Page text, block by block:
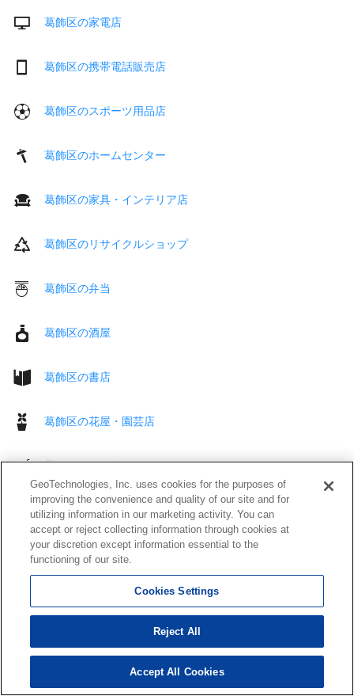
葛飾区の家電店
葛飾区の携帯電話販売店
葛飾区のスポーツ用品店
葛飾区のホームセンター
葛飾区の家具・インテリア店
葛飾区のリサイクルショップ
葛飾区の弁当
葛飾区の酒屋
葛飾区の書店
葛飾区の花屋・園芸店
葛飾区のその他 買う
葛飾区の駅
葛飾区のレンタカー
葛飾区のガソリンスタンド
葛飾区のカーディーラー
GeoTechnologies, Inc. uses cookies for the purposes of
improving the convenience and quality of our site and for
utilizing information in our marketing activity. You can
accept or reject collecting information through cookies at
your discretion except information essential to the
functioning of our site.
Cookies Settings
Reject All
Accept All Cookies